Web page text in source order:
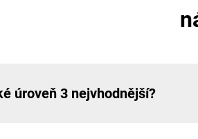
úroveň 3 nejvhodnější?